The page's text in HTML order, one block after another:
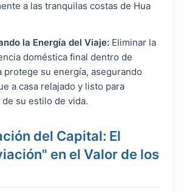
a las tranquilas costas de Hua
la Energía del Viaje: Eliminar la
doméstica final dentro de
protege su energía, asegurando
a casa relajado y listo para
su estilo de vida.
del Capital: El
en el Valor de los